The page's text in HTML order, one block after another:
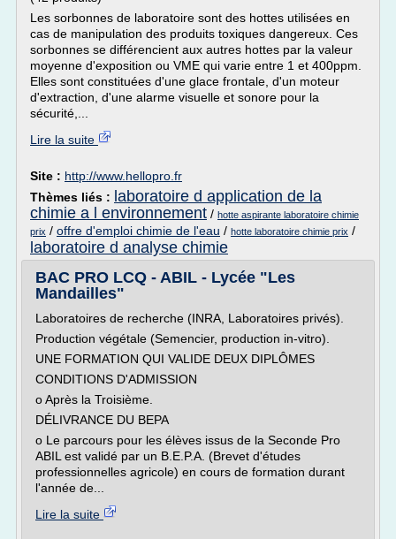
Les sorbonnes de laboratoire sont des hottes utilisées en
cas de manipulation des produits toxiques dangereux. Ces
sorbonnes se différencient aux autres hottes par la valeur
moyenne d'exposition ou VME qui varie entre 1 et 400ppm.
Elles sont constituées d'une glace frontale, d'un moteur
d'extraction, d'une alarme visuelle et sonore pour la
sécurité,...
Lire la suite
Site : http://www.hellopro.fr
Thèmes liés : laboratoire d application de la
chimie a l environnement / hotte aspirante laboratoire chimie
prix / offre d'emploi chimie de l'eau / hotte laboratoire chimie prix /
laboratoire d analyse chimie
BAC PRO LCQ - ABIL - Lycée "Les
Mandailles"
Laboratoires de recherche (INRA, Laboratoires privés).
Production végétale (Semencier, production in-vitro).
UNE FORMATION QUI VALIDE DEUX DIPLÔMES
CONDITIONS D'ADMISSION
o Après la Troisième.
DÉLIVRANCE DU BEPA
o Le parcours pour les élèves issus de la Seconde Pro
ABIL est validé par un B.E.P.A. (Brevet d'études
professionnelles agricole) en cours de formation durant
l'année de...
Lire la suite